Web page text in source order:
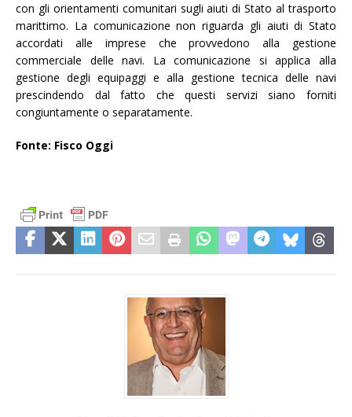
con gli orientamenti comunitari sugli aiuti di Stato al trasporto
marittimo. La comunicazione non riguarda gli aiuti di Stato
accordati alle imprese che provvedono alla gestione
commerciale delle navi. La comunicazione si applica alla
gestione degli equipaggi e alla gestione tecnica delle navi
prescindendo dal fatto che questi servizi siano forniti
congiuntamente o separatamente.
Fonte: Fisco Oggi